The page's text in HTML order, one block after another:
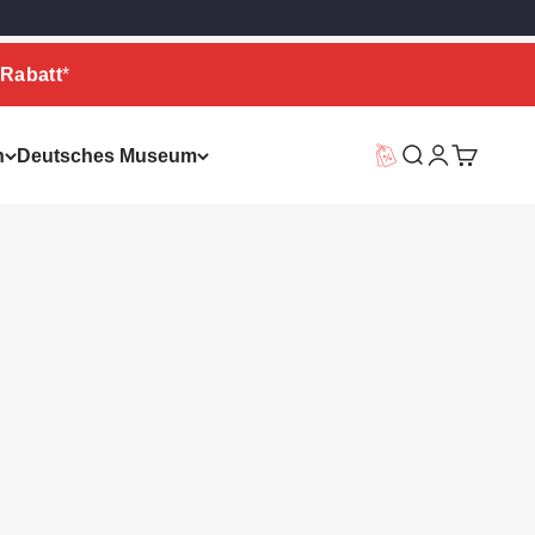
*
Deutsches Museum Vorteilswelt
Suche